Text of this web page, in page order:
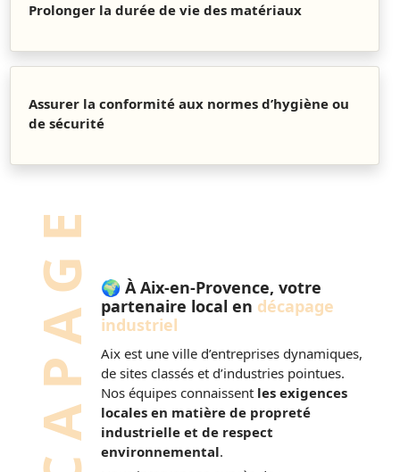
Prolonger la durée de vie des matériaux
Assurer la conformité aux normes d’hygiène ou
de sécurité
🌍 À Aix-en-Provence, votre
partenaire local en décapage
industriel
Aix est une ville d’entreprises dynamiques,
de sites classés et d’industries pointues.
Nos équipes connaissent les exigences
locales en matière de propreté
industrielle et de respect
environnemental.